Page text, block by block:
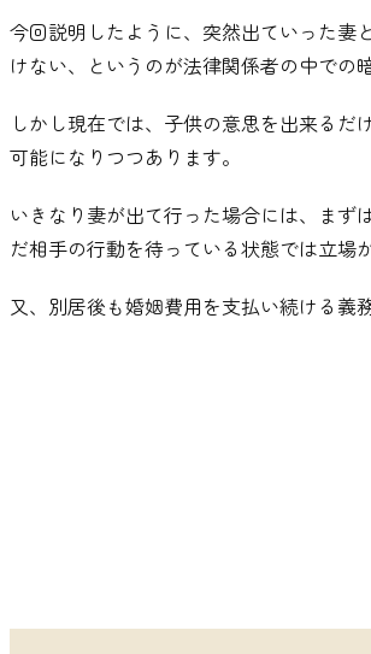
今回説明したように、 突然出ていった妻
けない、
というのが法律関係者の中での
しかし現在では、 子供の意思を出来るだ
可能になりつつあります。
いきなり妻が出て行った場合には、
まず
だ相手の行動を待っている状態では立場
又、 別居後も婚姻費用を支払い続ける義